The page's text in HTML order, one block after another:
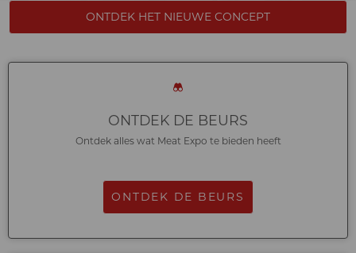
ONTDEK HET NIEUWE CONCEPT
ONTDEK DE BEURS
Ontdek alles wat Meat Expo te bieden heeft
ONTDEK DE BEURS